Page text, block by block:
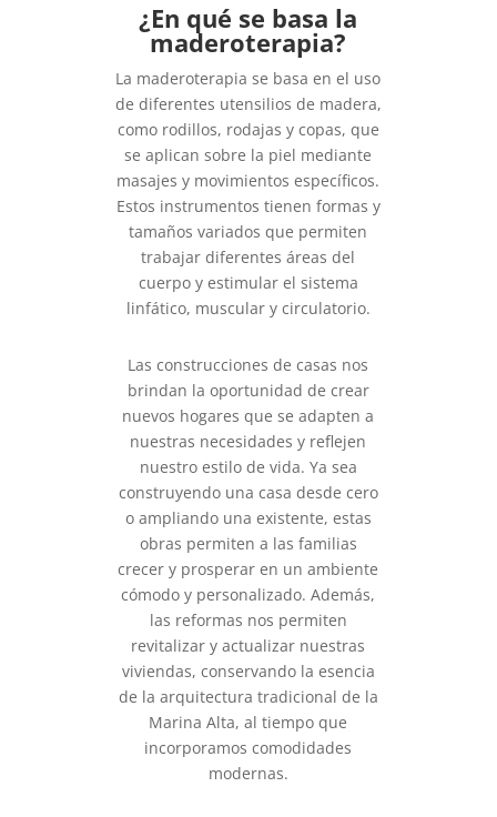
¿En qué se basa la
maderoterapia?
La maderoterapia se basa en el uso
de diferentes utensilios de madera,
como rodillos, rodajas y copas, que
se aplican sobre la piel mediante
masajes y movimientos específicos.
Estos instrumentos tienen formas y
tamaños variados que permiten
trabajar diferentes áreas del
cuerpo y estimular el sistema
linfático, muscular y circulatorio.
Las construcciones de casas nos
brindan la oportunidad de crear
nuevos hogares que se adapten a
nuestras necesidades y reflejen
nuestro estilo de vida. Ya sea
construyendo una casa desde cero
o ampliando una existente, estas
obras permiten a las familias
crecer y prosperar en un ambiente
cómodo y personalizado. Además,
las reformas nos permiten
revitalizar y actualizar nuestras
viviendas, conservando la esencia
de la arquitectura tradicional de la
Marina Alta, al tiempo que
incorporamos comodidades
modernas.